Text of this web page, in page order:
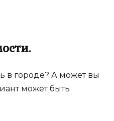
в городе? А может вы
может быть